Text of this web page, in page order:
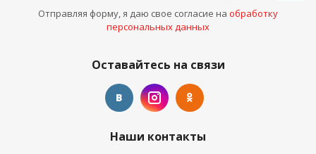
Отправляя форму, я даю свое согласие на обработку
персональных данных
Оставайтесь на связи
Наши контакты